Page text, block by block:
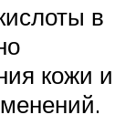
в
кожи и